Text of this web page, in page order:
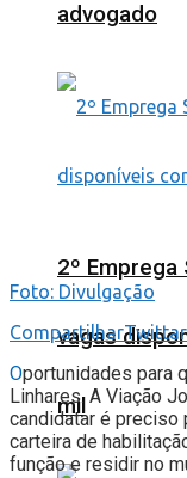
advogado
2º
vagas
mil
Foto: Divulgação
CompartilharTwittar
Oportunidades para
Linhares. A Viação
candidatar é
carteira de
função e residir no